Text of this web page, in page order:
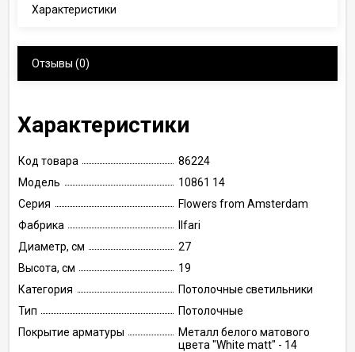
Характеристики
Отзывы (0)
Характеристики
Код товара
86224
Модель
10861 14
Серия
Flowers from Amsterdam
Фабрика
Ilfari
Диаметр, см
27
Высота, см
19
Категория
Потолочные светильники
Тип
Потолочные
Покрытие арматуры
Металл белого матового
цвета "White matt" - 14